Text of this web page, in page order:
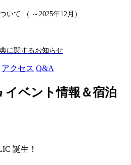
いて （ ～2025年12月）
に関するお知らせ
アクセス Q&A
イベント情報＆宿泊
誕生！